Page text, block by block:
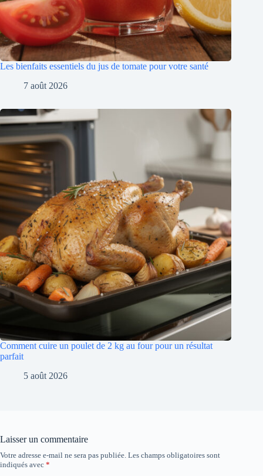
Les bienfaits essentiels du jus de tomate pour votre santé
7 août 2026
Comment cuire un poulet de 2 kg au four pour un résultat
parfait
5 août 2026
Laisser un commentaire
Votre adresse e-mail ne sera pas publiée. Les champs obligatoires sont
indiqués avec *